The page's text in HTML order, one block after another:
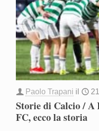
Paolo Trapani il
Storie di Calcio /
FC, ecco la storia